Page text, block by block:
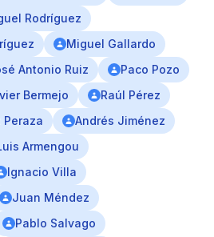
Rodríguez
Miguel Gallardo
Antonio Ruiz
Paco Pozo
Bermejo
Raúl Pérez
Peraza
Andrés Jiménez
Armengou
Ignacio Villa
Juan Méndez
Pablo Salvago